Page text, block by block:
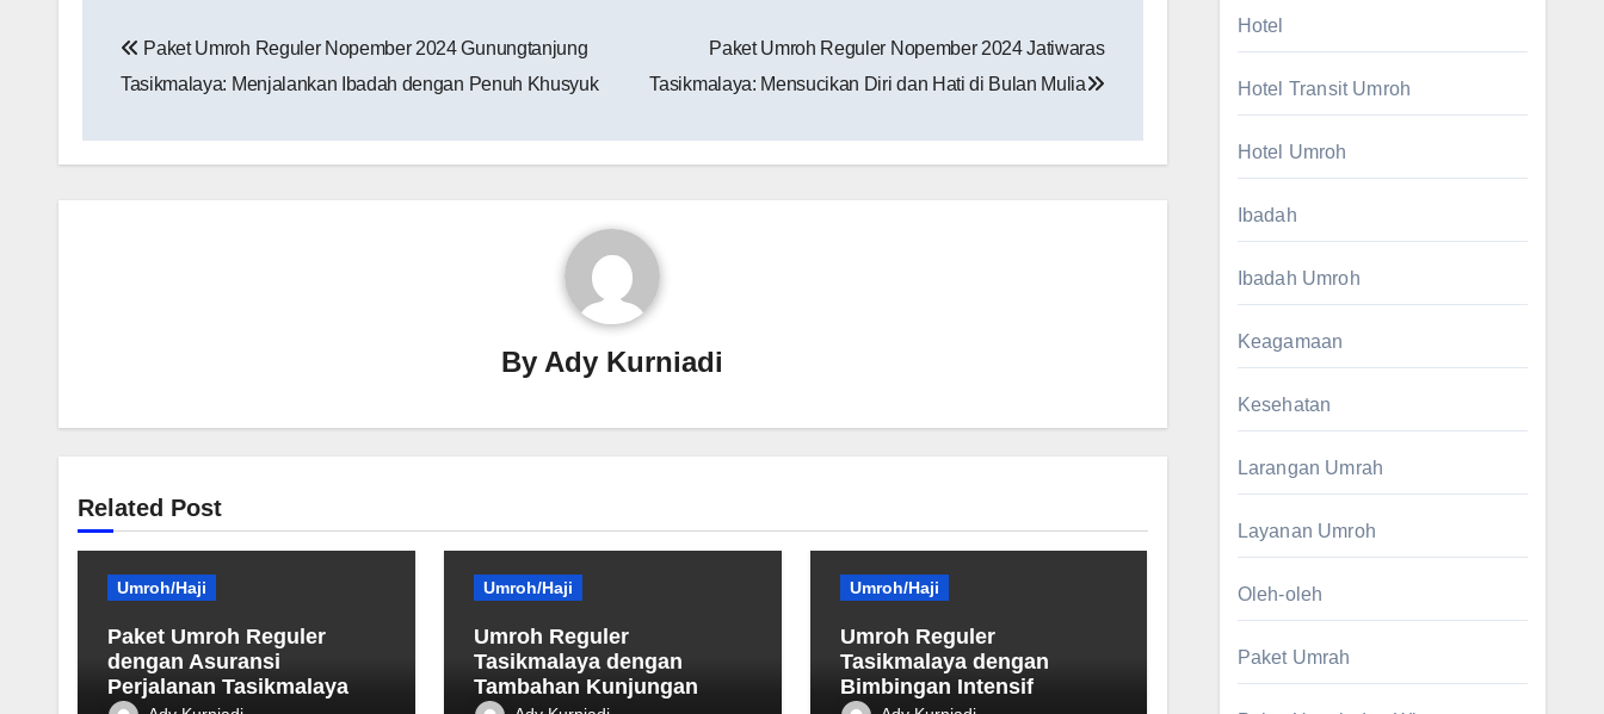
posPaket Umroh Reguler Nopember 2024 Gunungtanjung
Tasikmalaya‎: Menjalankan Ibadah dengan Penuh Khusyuk
Paket Umroh Reguler Nopember 2024 Jatiwaras
Tasikmalaya: Mensucikan Diri dan Hati di Bulan Mulia
By Ady Kurniadi
Related Post
Umroh/Haji
Paket Umroh Reguler
dengan Asuransi
Perjalanan Tasikmalaya
Umroh/Haji
Umroh Reguler
Tasikmalaya dengan
Tambahan Kunjungan
Umroh/Haji
Umroh Reguler
Tasikmalaya dengan
Bimbingan Intensif
Hotel
Hotel Transit Umroh
Hotel Umroh
Ibadah
Ibadah Umroh
Keagamaan
Kesehatan
Larangan Umrah
Layanan Umroh
Oleh-oleh
Paket Umrah